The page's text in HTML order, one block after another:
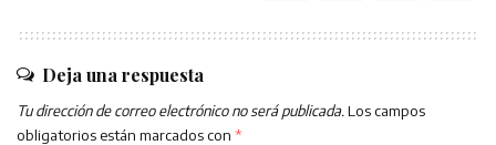
Deja una respuesta
Tu dirección de correo electrónico no será publicada. Los campos
obligatorios están marcados con *